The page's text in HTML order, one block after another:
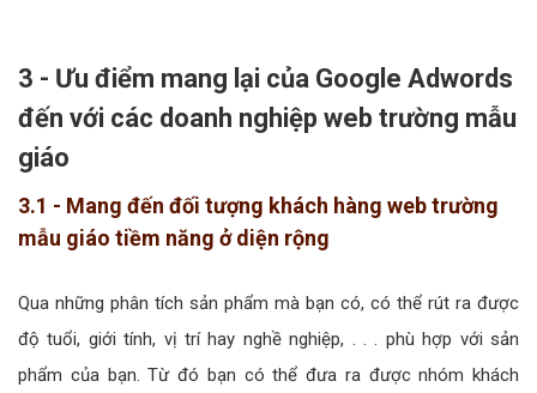
3 - Ưu điểm mang lại của Google Adwords
đến với các doanh nghiệp web trường mẫu
giáo
3.1 - Mang đến đối tượng khách hàng web trường
mẫu giáo tiềm năng ở diện rộng
Qua những phân tích sản phẩm mà bạn có, có thể rút ra được
độ tuổi, giới tính, vị trí hay nghề nghiệp, . . . phù hợp với sản
phẩm của bạn. Từ đó bạn có thể đưa ra được nhóm khách